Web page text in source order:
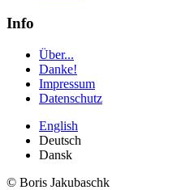
Info
Über...
Danke!
Impressum
Datenschutz
English
Deutsch
Dansk
© Boris Jakubaschk